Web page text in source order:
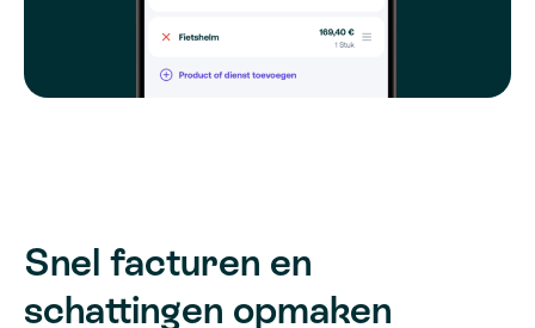
Snel facturen en
schattingen opmaken